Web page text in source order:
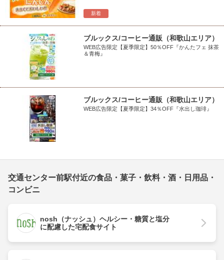
新着
ブルックス/コーヒー通販（和歌山エリア）
WEB広告限定【夏季限定】50％OFF『かんたフェ 抹茶
＆青梅』
ブルックス/コーヒー通販（和歌山エリア）
WEB広告限定【夏季限定】34％OFF『水出し珈琲』
交通センター前駅付近の食品・菓子・飲料・酒・日用品・
コンビニ
nosh（ナッシュ）ヘルシー・糖質と塩分
に配慮した宅配食サイト